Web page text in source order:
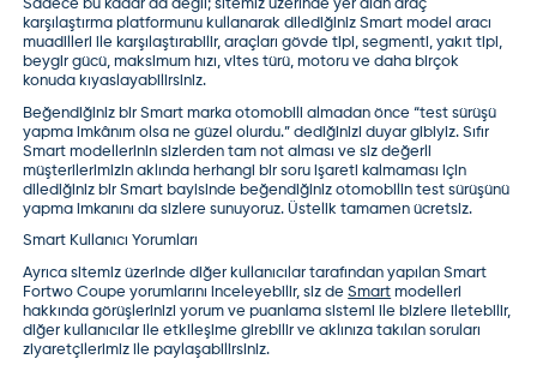
Sadece bu kadar da değil; sitemiz üzerinde yer alanaraç
karşılaştırma platformunu kullanarak dilediğiniz Smart model aracı
muadilleri ile karşılaştırabilir, araçları gövde tipi, segmenti, yakıt tipi,
beygir gücü, maksimum hızı, vites türü, motoru ve daha birçok
konuda kıyaslayabilirsiniz.
Beğendiğiniz bir Smart marka otomobili almadan önce “test sürüşü
yapma imkânım olsa ne güzel olurdu.” dediğinizi duyar gibiyiz. Sıfır
Smart modellerinin sizlerden tam not alması ve siz değerli
müşterilerimizin aklında herhangi bir soru işareti kalmaması için
dilediğiniz bir Smart bayisinde beğendiğiniz otomobilin test sürüşünü
yapma imkanını da sizlere sunuyoruz. Üstelik tamamen ücretsiz.
Smart Kullanıcı Yorumları
Ayrıca sitemiz üzerinde diğer kullanıcılar tarafından yapılanSmart
Fortwo Coupe yorumlarını inceleyebilir, siz deSmart modelleri
hakkında görüşlerinizi yorum ve puanlama sistemi ile bizlere iletebilir,
diğer kullanıcılar ile etkileşime girebilir ve aklınıza takılan soruları
ziyaretçilerimiz ile paylaşabilirsiniz.